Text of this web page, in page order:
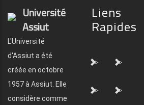
Université
Assiut
L'Université
d'Assiut a été
créée en octobre
1957 à Assiut. Elle
considère comme
Liens
Rapides
"> ">
"> ">